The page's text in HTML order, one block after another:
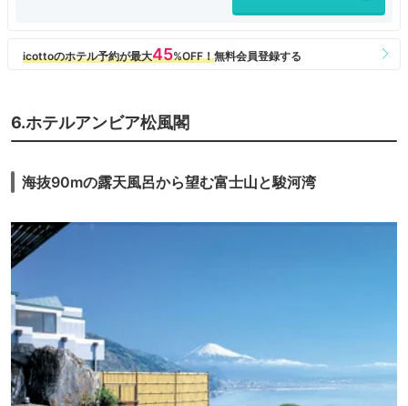
6.ホテルアンビア松風閣
海抜90mの露天風呂から望む富士山と駿河湾